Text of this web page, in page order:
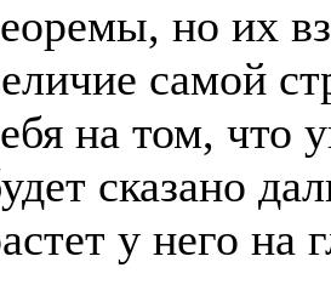
но их
самой
на том, что
сказано
у него на